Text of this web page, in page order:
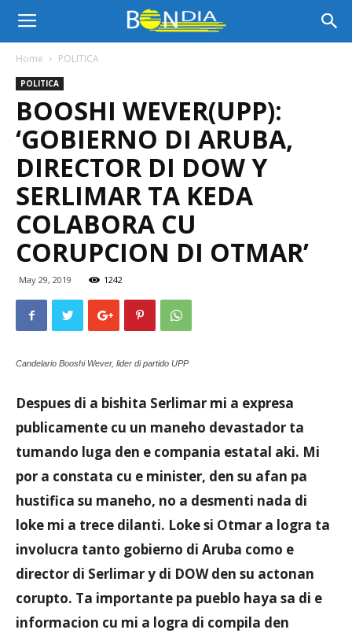
Bon
Dia
Aruba
Noticia
Aruba
Home POLITICA
POLITICA
BOOSHI WEVER(UPP):
‘GOBIERNO DI ARUBA,
DIRECTOR DI DOW Y
SERLIMAR TA KEDA
COLABORA CU
CORUPCION DI OTMAR’
May 29, 2019 1242
Candelario Booshi Wever, lider di partido UPP
Despues di a bishita Serlimar mi a expresa
publicamente cu un maneho devastador ta
tumando luga den e compania estatal aki. Mi
por a constata cu e minister, den su afan pa
hustifica su maneho, no a desmenti nada di
loke mi a trece dilanti. Loke si Otmar a logra ta
involucra tanto gobierno di Aruba como e
director di Serlimar y di DOW den su actonan
corupto. Ta importante pa pueblo haya sa di e
informacion cu mi a logra di compila den